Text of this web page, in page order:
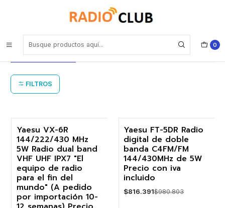
0
IPX7 Sumergible hasta 1 metro por 30 minutos Yaesu
IPX7 Sumergible hasta 1 metro por 30
minutos Yaesu
FILTROS
-17%
Yaesu VX-6R
144/222/430 MHz
5W Radio dual band
VHF UHF IPX7 "El
equipo de radio
para el fin del
mundo" (A pedido
por importación 10-
-17%
Yaesu FT-5DR Radio
digital de doble
banda C4FM/FM
144/430MHz de 5W
Precio con iva
incluido
$816.391$980.803